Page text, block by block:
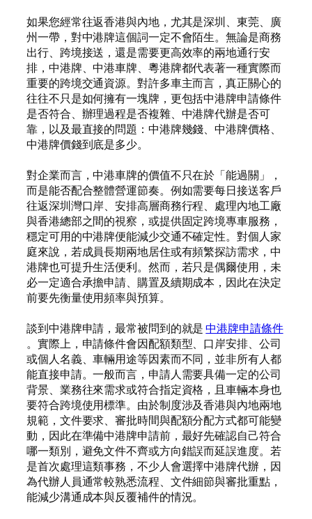
如果您經常往返香港與內地，尤其是深圳、東莞、廣
州一帶，對中港牌這個詞一定不會陌生。無論是商務
出行、跨境接送，還是需要更高效率的兩地通行安
排，中港牌、中港車牌、粵港牌都代表著一種實際而
重要的跨境交通資源。對許多車主而言，真正關心的
往往不只是如何擁有一塊牌，更包括中港牌申請條件
是否符合、辦理過程是否複雜、中港牌代辦是否可
靠，以及最直接的問題：中港牌幾錢、中港牌價格、
中港牌價錢到底是多少。
對企業而言，中港車牌的價值不只在於「能過關」，
而是能否配合整體營運節奏。例如需要每日接送客戶
往返深圳灣口岸、安排高層商務行程、處理內地工廠
與香港總部之間的視察，或提供固定跨境專車服務，
穩定可用的中港牌便能減少交通不確定性。對個人家
庭來說，若成員長期兩地居住或有頻繁探訪需求，中
港牌也可提升生活便利。然而，若只是偶爾使用，未
必一定適合承擔申請、購置及續期成本，因此在決定
前要先衡量使用頻率與預算。
談到中港牌申請，最常被問到的就是中港牌申請條件
。實際上，申請條件會因配額類型、口岸安排、公司
或個人名義、車輛用途等因素而不同，並非所有人都
能直接申請。一般而言，申請人需要具備一定的公司
背景、業務往來需求或符合指定資格，且車輛本身也
要符合跨境使用標準。由於制度涉及香港與內地兩地
規範，文件要求、審批時間與配額分配方式都可能變
動，因此在準備中港牌申請前，最好先確認自己符合
哪一類別，避免文件不齊或方向錯誤而延誤進度。若
是首次處理這類事務，不少人會選擇中港牌代辦，因
為代辦人員通常較熟悉流程、文件細節與審批重點，
能減少溝通成本與反覆補件的情況。